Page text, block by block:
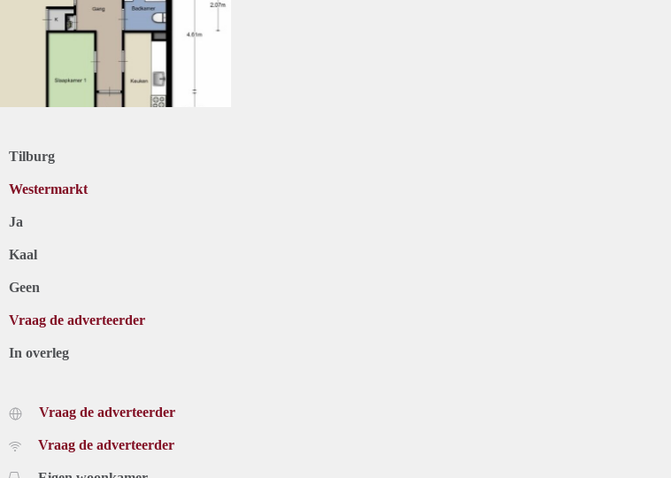
Tilburg
Westermarkt
Ja
Kaal
Geen
Vraag de adverteerder
In overleg
Vraag de adverteerder
Vraag de adverteerder